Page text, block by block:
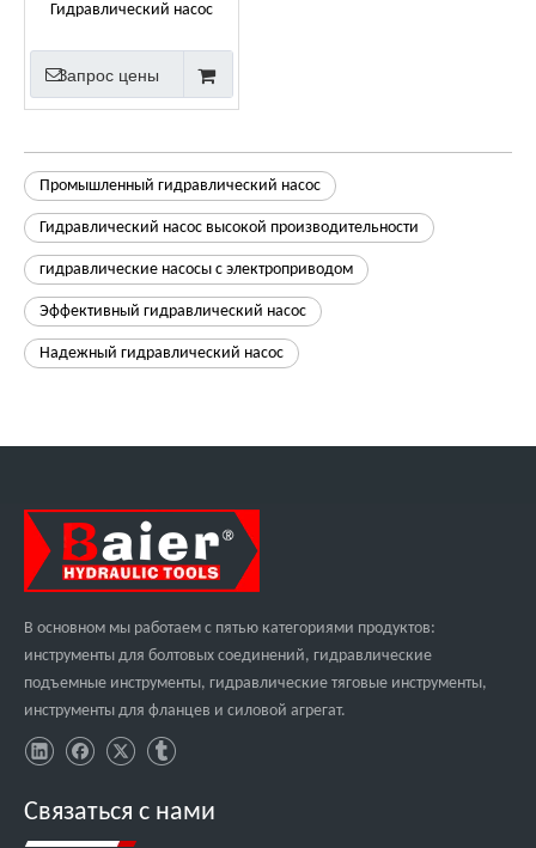
Гидравлический насос
ручным управлением и
Запрос цены
Промышленный гидравлический насос
Гидравлический насос высокой производительности
гидравлические насосы с электроприводом
Эффективный гидравлический насос
Надежный гидравлический насос
В основном мы работаем с пятью категориями продуктов:
инструменты для болтовых соединений, гидравлические
подъемные инструменты, гидравлические тяговые инструменты,
инструменты для фланцев и силовой агрегат.
Связаться с нами